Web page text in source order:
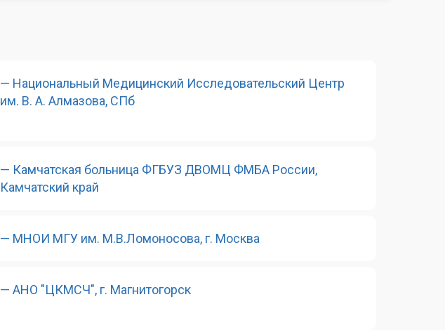
— Национальный Медицинский Исследовательский Центр
им. В. А. Алмазова, СПб
— Камчатская больница ФГБУЗ ДВОМЦ ФМБА России,
Камчатский край
— МНОИ МГУ им. М.В.Ломоносова, г. Москва
— АНО "ЦКМСЧ", г. Магнитогорск